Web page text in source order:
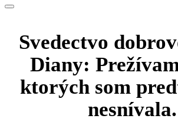
Svedectvo
Diany:
ktorých som
nesnívala.